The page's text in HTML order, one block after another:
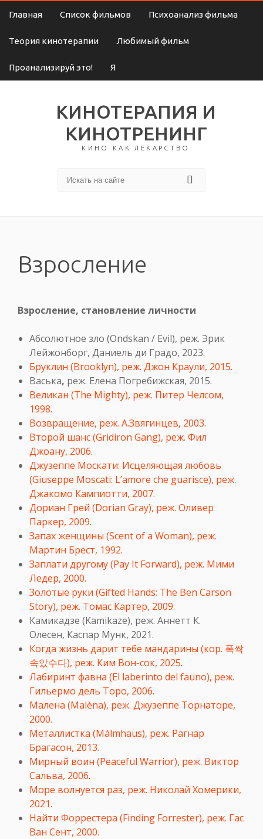
Главная Список фильмов Психоанализ фильма
Теория кинотерапии Любимый фильм
Проанализируй это! Я
КИНОТЕРАПИЯ И
КИНОТРЕНИНГ
КИНО КАК ЛЕКАРСТВО
Взросление
Взросление, становление личности
Абсолютное зло (Ondskan / Evil), реж. Эрик
Лейжонборг, Даниель ди Градо, 2023.
Бруклин (Brooklyn), реж. Джон Краули, 2015.
Васька, реж. Елена Погребижская, 2015.
Великан (The Mighty), реж. Питер Челсом,
1998.
Возвращение, реж. А.Звягинцев, 2003.
Второй шанс (Gridiron Gang), реж. Фил
Джоану, 2006.
Джузеппе Москати: Исцеляющая любовь
(Giuseppe Moscati: L’amore che guarisce), реж.
Джакомо Кампиотти, 2007.
Дориан Грей (Dorian Gray), реж. Оливер
Паркер, 2009.
Запах женщины (Scent of a Woman), реж.
Мартин Брест, 1992.
Заплати другому (Pay It Forward), реж. Мими
Ледер, 2000.
Золотые руки (Gifted Hands: The Ben Carson
Story), реж. Томас Картер, 2009.
Камикадзе (Kamikaze), реж. Аннетт К.
Олесен, Каспар Мунк, 2021.
Когда жизнь дарит тебе мандарины (кор. 폭싹
속았수다), реж. Ким Вон-сок, 2025.
Лабиринт фавна (El laberinto del fauno), реж.
Гильермо дель Торо, 2006.
Малена (Malèna), реж. Джузеппе Торнаторе,
2000.
Металлистка (Málmhaus), реж. Рагнар
Брагасон, 2013.
Мирный воин (Peaceful Warrior), реж. Виктор
Сальва, 2006.
Море волнуется раз, реж. Николай Хомерики,
2021.
Найти Форрестера (Finding Forrester), реж. Гас
Ван Сент, 2000.